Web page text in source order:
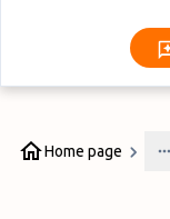
Home page